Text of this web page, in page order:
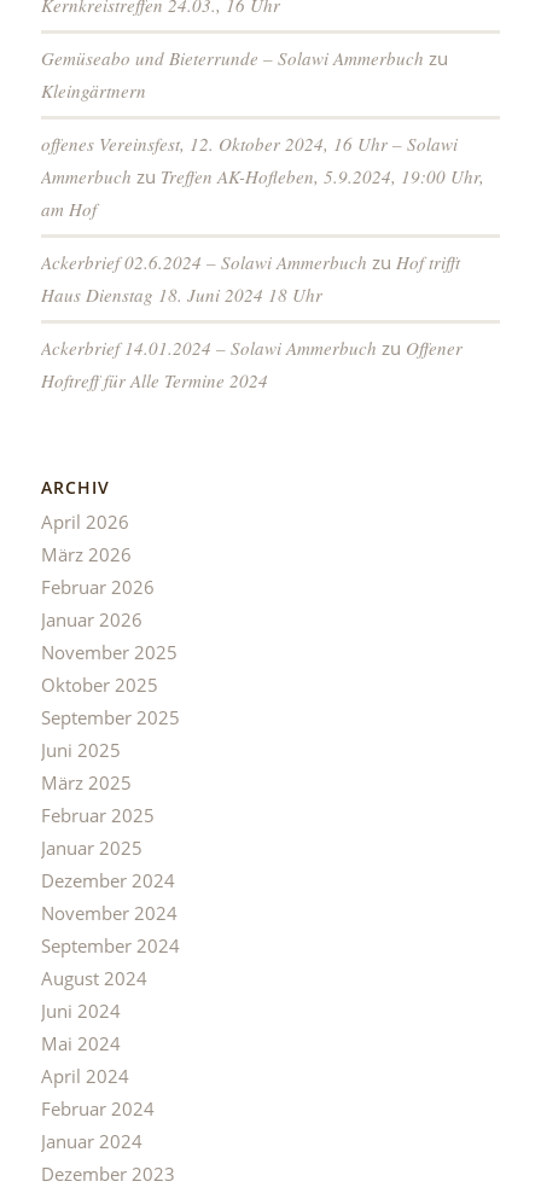
Kernkreistreffen 24.03., 16 Uhr
Gemüseabo und Bieterrunde – Solawi Ammerbuch zu
Kleingärtnern
offenes Vereinsfest, 12. Oktober 2024, 16 Uhr – Solawi
Ammerbuch zu Treffen AK-Hofleben, 5.9.2024, 19:00 Uhr,
am Hof
Ackerbrief 02.6.2024 – Solawi Ammerbuch zu Hof trifft
Haus Dienstag 18. Juni 2024 18 Uhr
Ackerbrief 14.01.2024 – Solawi Ammerbuch zu Offener
Hoftreff für Alle Termine 2024
ARCHIV
April 2026
März 2026
Februar 2026
Januar 2026
November 2025
Oktober 2025
September 2025
Juni 2025
März 2025
Februar 2025
Januar 2025
Dezember 2024
November 2024
September 2024
August 2024
Juni 2024
Mai 2024
April 2024
Februar 2024
Januar 2024
Dezember 2023